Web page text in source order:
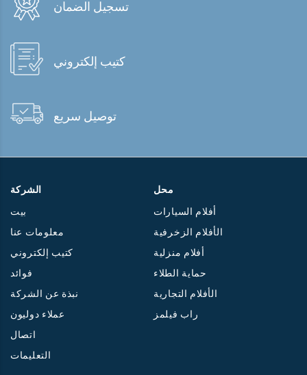
تسجيل الضمان
كتيب إلكتروني
توصيل سريع
الشركة
بيت
معلومات عنا
كتيب إلكتروني
فوائد
نبذة عن الشركة
عملاء دوليون
اتصال
التعليمات
محل
أفلام السيارات
الأفلام الزخرفية
أفلام منزلية
حماية الطلاء
الأفلام التجارية
راب فيلمز